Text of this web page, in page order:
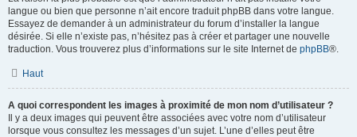
langue ou bien que personne n’ait encore traduit phpBB dans votre langue.
Essayez de demander à un administrateur du forum d’installer la langue
désirée. Si elle n’existe pas, n’hésitez pas à créer et partager une nouvelle
traduction. Vous trouverez plus d’informations sur le site Internet de phpBB®.
Haut
A quoi correspondent les images à proximité de mon nom d’utilisateur ?
Il y a deux images qui peuvent être associées avec votre nom d’utilisateur
lorsque vous consultez les messages d’un sujet. L’une d’elles peut être